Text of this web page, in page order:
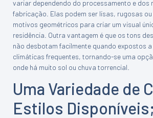
variar dependendo do processamento e dos
fabricação. Elas podem ser lisas, rugosas
motivos geométricos para criar um visual
residência. Outra vantagem é que os tons
não desbotam facilmente quando expostos
climáticas frequentes, tornando-se uma
onde há muito sol ou chuva torrencial.
Uma Variedade de
Estilos Disponíveis;